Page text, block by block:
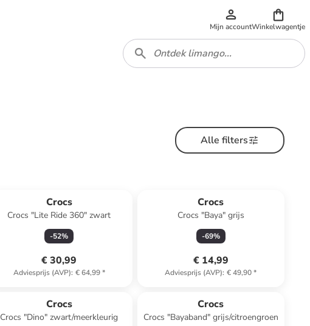
Mijn accountWinkelwagentje
Alle filters
Crocs
Crocs "Lite Ride 360" zwart
-52%
€ 30,99
Adviesprijs (AVP): € 64,99*
Crocs
Crocs "Baya" grijs
-69%
€ 14,99
Adviesprijs (AVP): € 49,90*
Crocs
Crocs "Dino" zwart/meerkleurig
Crocs
Crocs "Bayaband" grijs/citroengroen